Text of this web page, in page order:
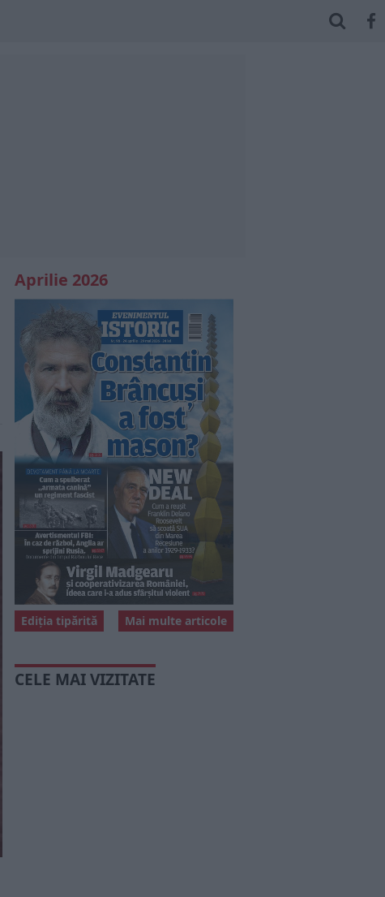
Aprilie 2026
Mai multe articole
Ediția tipărită
CELE MAI VIZITATE